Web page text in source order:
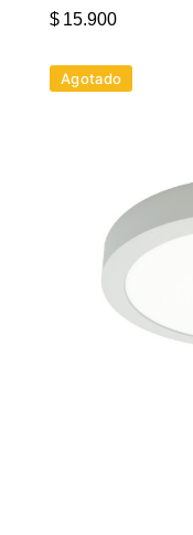
$ 15.900
Agotado